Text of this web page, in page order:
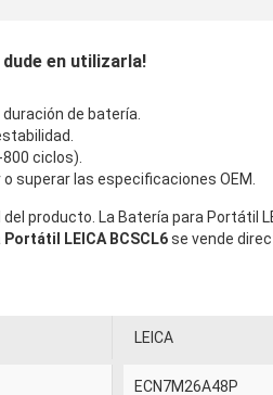
dude en utilizarla!
de batería.
ciclos).
superar las especificaciones OEM.
producto. La Batería para Portátil
Portátil LEICA BCSCL6se vende
LEICA
ECN7M26A48P